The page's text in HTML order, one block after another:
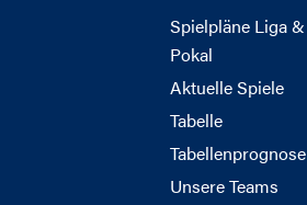
Spielpläne Liga &
Pokal
Aktuelle Spiele
Tabelle
Tabellenprognose
Unsere Teams